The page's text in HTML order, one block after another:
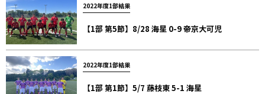
2022年度1部結果
【1部 第5節】8/28 海星 0-9 帝京大可児
2022年度1部結果
【1部 第1節】5/7 藤枝東 5-1 海星